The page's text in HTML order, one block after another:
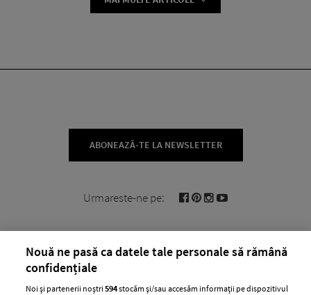
ABONEAZĂ-TE LA NEWSLETTER
Urmareste-ne pe:
Cele mai citite
Nouă ne pasă ca datele tale personale să rămână
confidențiale
Noi și partenerii noștri594stocăm și/sau accesăm informații pe dispozitivul